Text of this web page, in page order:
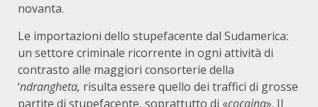
novanta.
Le importazioni dello stupefacente dal Sudamerica:
un settore criminale ricorrente in ogni attività di
contrasto alle maggiori consorterie della
‘ndrangheta, risulta essere quello dei traffici di grosse
partite di stupefacente, soprattutto di «cocaina». Il